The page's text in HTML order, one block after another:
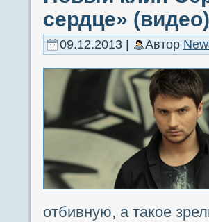
сердце» (видео)
09.12.2013 | Автор
отбивную, а такое